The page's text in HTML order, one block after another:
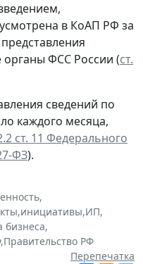
в КоАП РФ за
органы ФСС России (ст.
сведений по
каждого месяца,
ст. 11 Федерального
ФЗ).
,
,инициативы,ИП,
бизнеса,
,Правительство РФ
Перепечатка